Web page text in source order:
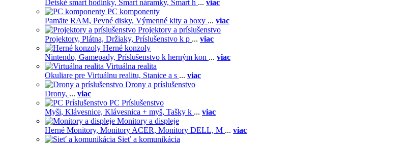
Detské smart hodinky, Smart náramky, Smart h ... viac
PC komponenty
Pamäte RAM, Pevné disky, Výmenné kity a boxy ... viac
Projektory a príslušenstvo
Projektory, Plátna, Držiaky, Príslušenstvo k p ... viac
Herné konzoly
Nintendo, Gamepady, Príslušenstvo k herným kon ... viac
Virtuálna realita
Okuliare pre Virtuálnu realitu, Stanice a s ... viac
Drony a príslušenstvo
Drony, ... viac
PC Príslušenstvo
Myši, Klávesnice, Klávesnica + myš, Tašky k ... viac
Monitory a displeje
Herné Monitory, Monitory ACER, Monitory DELL, M ... viac
Sieť a komunikácia